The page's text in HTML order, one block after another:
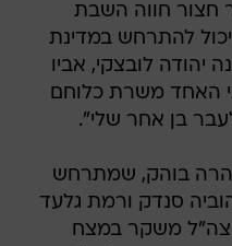
חצור חווה השבת
להתרחש במדינת
יהודה לובצקי, אביו
האחד משרת כלוחם
בן אחר שלי".
בוהק, שמתרחש
סנדק ורמת גלעד
צה"ל משקר במצח